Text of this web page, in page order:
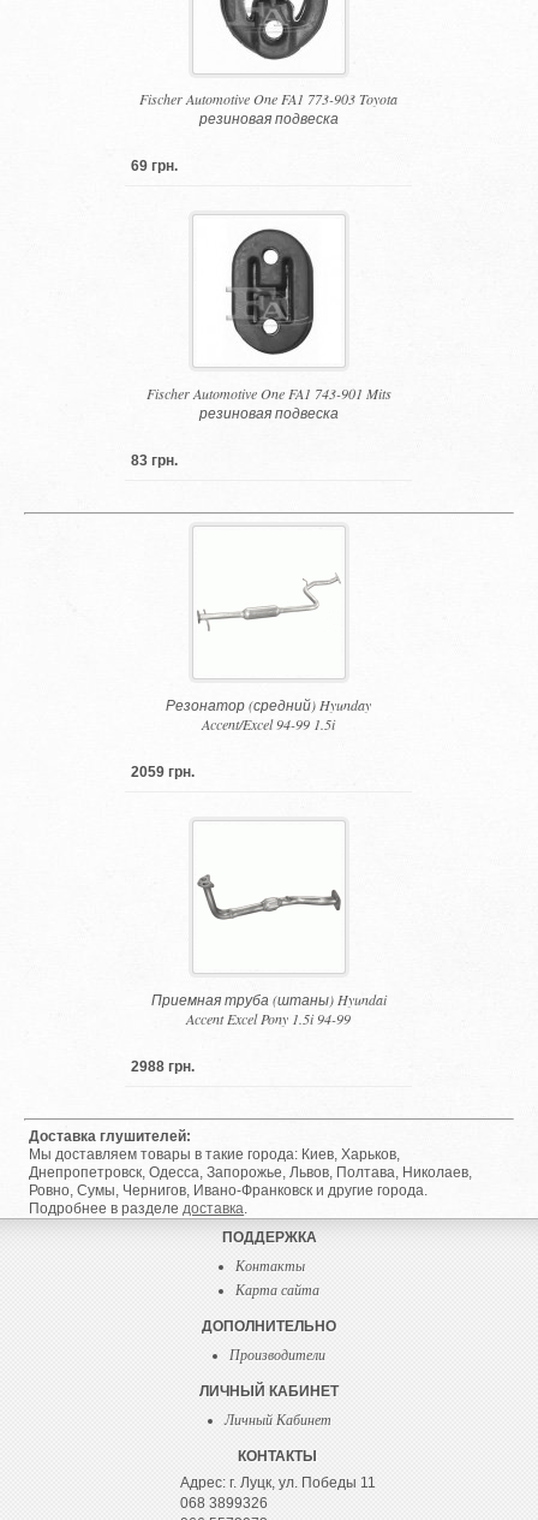
Fischer Automotive One FA1 773-903 Toyota
резиновая подвеска
69 грн.
Fischer Automotive One FA1 743-901 Mits
резиновая подвеска
83 грн.
Резонатор (средний) Hyunday
Accent/Excel 94-99 1.5i
2059 грн.
Приемная труба (штаны) Hyundai
Accent Excel Pony 1.5i 94-99
2988 грн.
Доставка глушителей:
Мы доставляем товары в такие города: Киев, Харьков,
Днепропетровск, Одесса, Запорожье, Львов, Полтава, Николаев,
Ровно, Сумы, Чернигов, Ивано-Франковск и другие города.
Подробнее в разделедоставка.
ПОДДЕРЖКА
Контакты
Карта сайта
ДОПОЛНИТЕЛЬНО
Производители
ЛИЧНЫЙ КАБИНЕТ
Личный Кабинет
КОНТАКТЫ
Адрес: г. Луцк, ул. Победы 11
068 3899326